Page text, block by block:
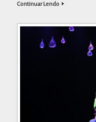
Continuar Lendo